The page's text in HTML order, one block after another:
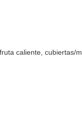
caliente, cubiertas/